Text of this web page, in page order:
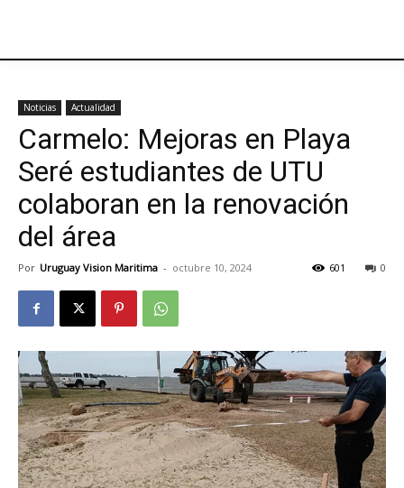
Noticias Actualidad
Carmelo: Mejoras en Playa
Seré estudiantes de UTU
colaboran en la renovación
del área
Por Uruguay Vision Maritima - octubre 10, 2024 0
601